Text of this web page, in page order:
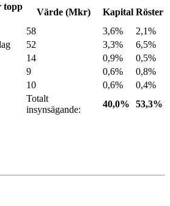
topp
Värde (Mkr) Kapital Röster
58 3,6%
2,1%
52 3,3%
6,5%
14 0,9%
0,5%
9 0,6%
0,8%
10 0,6%
0,4%
Totalt
insynsägande:
40,0% 53,3%